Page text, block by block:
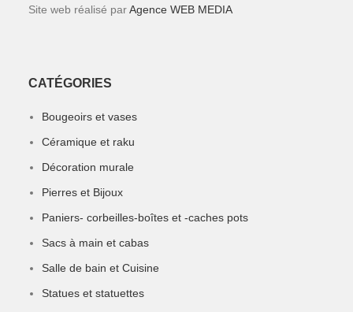
Site web réalisé parAgence WEB MEDIA
CATÉGORIES
Bougeoirs et vases
Céramique et raku
Décoration murale
Pierres et Bijoux
Paniers- corbeilles-boîtes et -caches pots
Sacs à main et cabas
Salle de bain et Cuisine
Statues et statuettes